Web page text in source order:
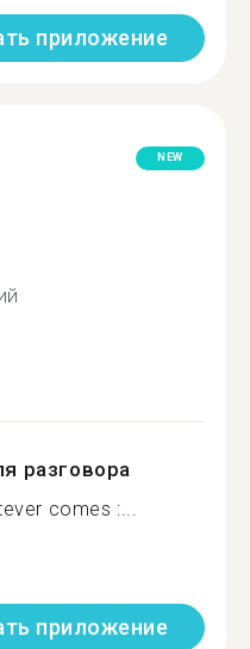
приложение
NEW
разговора
comes :...
приложение